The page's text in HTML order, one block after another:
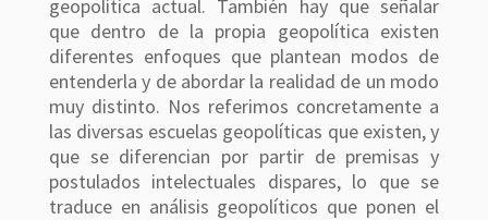
geopolítica actual. También hay que señalar
que dentro de la propia geopolítica existen
diferentes enfoques que plantean modos de
entenderla y de abordar la realidad de un modo
muy distinto. Nos referimos concretamente a
las diversas escuelas geopolíticas que existen, y
que se diferencian por partir de premisas y
postulados intelectuales dispares, lo que se
traduce en análisis geopolíticos que ponen el